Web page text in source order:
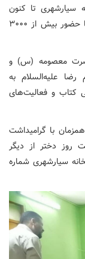
سیارشهری تا کنون
جشن روز دختر و میلاد امام رضا علیه السلام را با حضور بیش از ۳۰۰۰
معصومه (س) و
علیه‌السلام به
کتاب و فعالیت‌های
با گرامیداشت
روز دختر از دیگر
سیارشهری شماره